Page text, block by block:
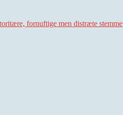
fornuftige men distræte stemme